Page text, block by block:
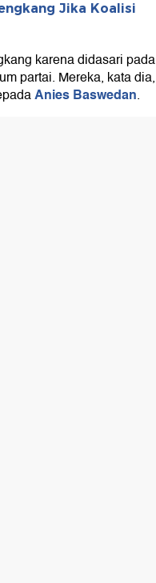
Jika Koalisi
karena didasari pada
partai. Mereka, kata dia,
Anies Baswedan.